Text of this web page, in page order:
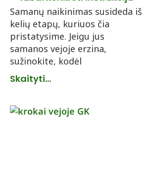
Samanų naikinimas susideda iš
kelių etapų, kuriuos čia
pristatysime. Jeigu jus
samanos vejoje erzina,
sužinokite, kodėl
Skaityti...